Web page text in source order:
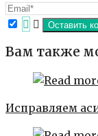
Вам также
Исправляем